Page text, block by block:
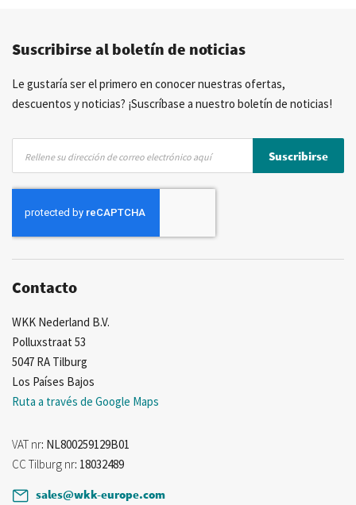
Asesoramiento personal
Más de 40 años de experiencia
Posibilidad de crear marca privada
Suscribirse al boletín de noticias
Le gustaría ser el primero en conocer nuestras ofertas,
descuentos y noticias? ¡Suscríbase a nuestro boletín de noticias!
nuestro
boletín
Suscribirse
Contacto
WKK Nederland B.V.
Polluxstraat 53
5047 RA Tilburg
Los Países Bajos
Ruta a través de Google Maps
VAT nr: NL800259129B01
CC Tilburg nr: 18032489
sales@wkk-europe.com